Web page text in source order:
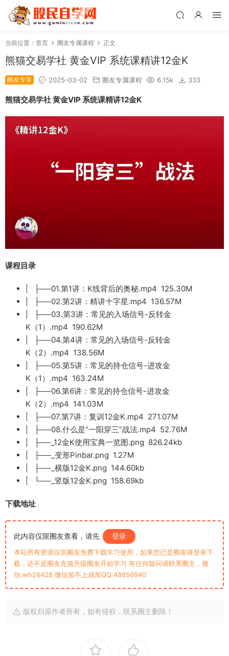
当前位置： 首页 圈友专属课程 正文
熊猫交易学社 黄金VIP 系统课精讲12金K
圈友专享 2025-03-02 圈友专属课程 6.15k 333
熊猫交易学社 黄金VIP 系统课精讲12金K
课程目录
| ├──01.第1讲：K线背后的奥秘.mp4 125.30M
| ├──02.第2讲：精讲十字星.mp4 136.57M
| ├──03.第3讲：常见的入场信号-反转金
K（1）.mp4 190.62M
| ├──04.第4讲：常见的入场信号-反转金
K（2）.mp4 138.56M
| ├──05.第5讲：常见的持仓信号-进攻金
K（1）.mp4 163.24M
| ├──06.第6讲：常见的持仓信号-进攻金
K（2）.mp4 141.03M
| ├──07.第7讲：复训12金K.mp4 271.07M
| ├──08.什么是“一阳穿三”战法.mp4 52.76M
| ├──_12金K使用宝典一览图.png 826.24kb
| ├──_变形Pinbar.png 1.27M
| ├──_横版12金K.png 144.60kb
| └──_竖版12金K.png 158.69kb
下载地址
此内容仅限圈友查看，请先 登录
本站所有资源仅供圈友免费下载学习使用，如果您已是圈友请登录下
载，还不是圈友充值升级圈友开始学习 有任何疑问请联系圈主，微
信:wh26428 微信加不上就加QQ:48856940
版权归原作者所有，如有侵权，联系圈主删除！